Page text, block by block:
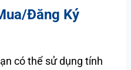
Đăng Ký
có thể sử dụng tính